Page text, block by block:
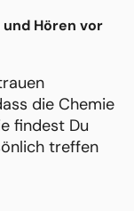
Hören vor
die Chemie
findest Du
treffen